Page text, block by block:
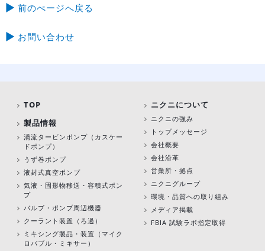
前のぺージへ戻る
お問い合わせ
TOP
製品情報
渦流タービンポンプ （カスケー
ドポンプ）
うず巻ポンプ
液封式真空ポンプ
気液・固形物移送・容積式ポン
プ
バルブ・ポンプ周辺機器
クーラント装置（ろ過）
ミキシング製品・装置（マイク
ロバブル・ミキサー）
ニクニについて
ニクニの強み
トップメッセージ
会社概要
会社沿革
営業所・拠点
ニクニグループ
環境・品質への取り組み
メディア掲載
FBIA 試験ラボ指定取得